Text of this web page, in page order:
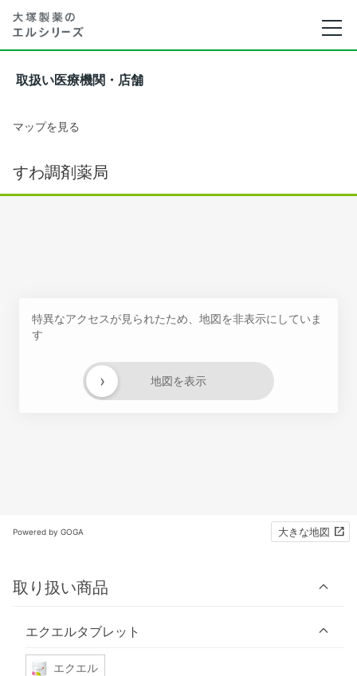
取扱い医療機関・店舗
マップを見る
すわ調剤薬局
特異なアクセスが見られたため、地図を非表示にしていま
す
地図を表示
›
Powered by GOGA 大きな地図
取り扱い商品
エクエルタブレット
エクエル